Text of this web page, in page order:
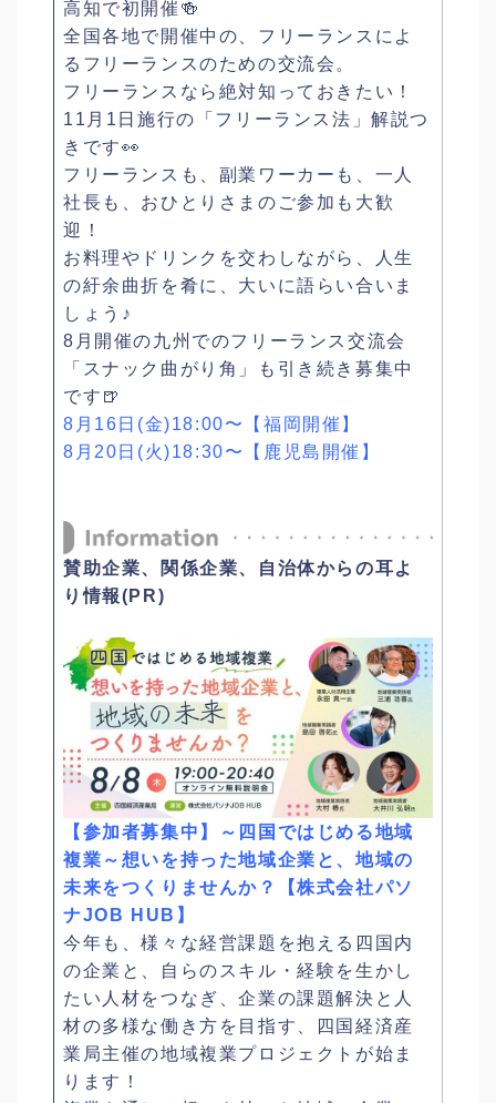
高知で初開催🍻
全国各地で開催中の、フリーランスによ
るフリーランスのための交流会。
フリーランスなら絶対知っておきたい！
11月1日施行の「フリーランス法」解説つ
きです👀
フリーランスも、副業ワーカーも、一人
社長も、おひとりさまのご参加も大歓
迎！
お料理やドリンクを交わしながら、人生
の紆余曲折を肴に、大いに語らい合いま
しょう♪
8月開催の九州でのフリーランス交流会
「スナック曲がり角」も引き続き募集中
です🍺
8月16日(金)18:00〜【福岡開催】
8月20日(火)18:30〜【鹿児島開催】
賛助企業、関係企業、自治体からの耳よ
り情報(PR)
【参加者募集中】～四国ではじめる地域
複業～想いを持った地域企業と、地域の
未来をつくりませんか？【株式会社パソ
ナJOB HUB】
今年も、様々な経営課題を抱える四国内
の企業と、自らのスキル・経験を生かし
たい人材をつなぎ、企業の課題解決と人
材の多様な働き方を目指す、四国経済産
業局主催の地域複業プロジェクトが始ま
ります！